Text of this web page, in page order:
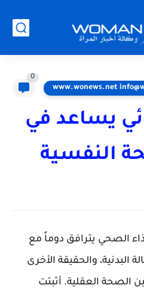
0
يساعد في
النفسية
الصحي يترافق دوماً مع
البدنية، والحقيقة الأخرى
الصحة العقلية. أثبتت